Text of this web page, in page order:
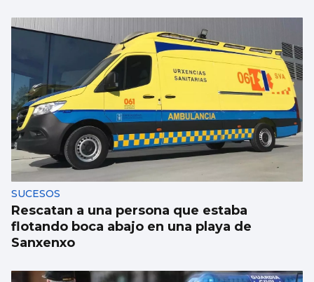
Xanma Louro, de The Rapants: “Sempre foi
complicado dicir que tocamos. Somos un
guiso, abertos a todo”
SUCESOS
Rescatan a una persona que estaba
flotando boca abajo en una playa de
Sanxenxo